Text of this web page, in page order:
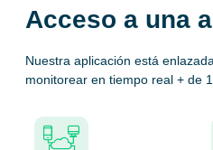
Acceso a una
Nuestra aplicación está
monitorear en tiempo real + de